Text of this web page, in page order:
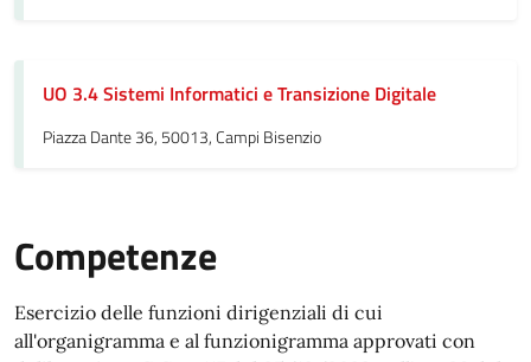
UO 3.4 Sistemi Informatici e Transizione Digitale
Piazza Dante 36, 50013, Campi Bisenzio
Competenze
Esercizio delle funzioni dirigenziali di cui
all'organigramma e al funzionigramma approvati con